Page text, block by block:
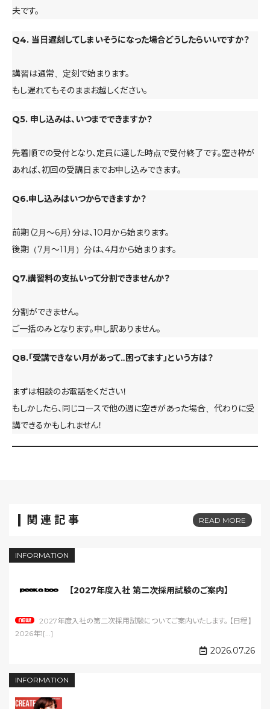
夫です。
Q4. 当日遅刻してしまいそうになった場合どうしたらいいですか？
講習は通常、定刻で始まります。
もし遅れてもそのままお越しください。
Q5. 申し込みは、いつまでできますか？
先着順での受付となり、定員に達した時点で受付終了です。空き枠が
あれば、初回の受講日までお申し込みできます。
Q6.申し込みはいつからできますか？
前期（2月～6月）分は、10月から始まります。
後期（7月～11月）分は、4月から始まります。
Q7.講習料の支払いって分割できませんか？
分割ができません。
ご一括のみとなります。申し訳ありません。
Q8.「受講できない月があって‥困ってます」という方は？
まずは相談のお電話をください！
もしかしたら、同じコースで他の週に空きがあった場合、代わりに受
講できるかもしれません！
関連記事 READ MORE
INFORMATION
【2027年度入社 第二次採用試験のご案内】
2026年1[...]
2026.07.26
INFORMATION